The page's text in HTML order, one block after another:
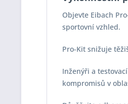
Objevte Eibach
sportovní vzhled.
Pro-Kit snižuje
Inženýři a
kompromisů v